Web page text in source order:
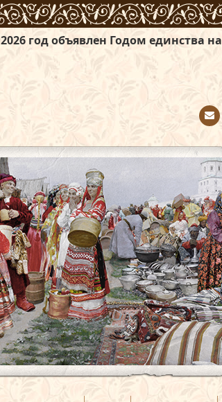
Годом единства народов России
tact